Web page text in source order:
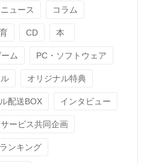
ニュース コラム
CD 本
ム PC・ソフトウェア
オリジナル特典
配送BOX インタビュー
サービス共同企画
ランキング